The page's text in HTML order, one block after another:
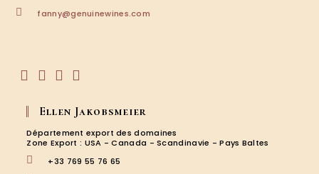
fanny@genuinewines.com
dans
un
nouvel
onglet
un
nouvel
onglet
un
nouvel
onglet
un
nouvel
onglet
Ellen Jakobsmeier
Département export des domaines
Zone Export : USA - Canada - Scandinavie - Pays Baltes
+33 769 55 76 65